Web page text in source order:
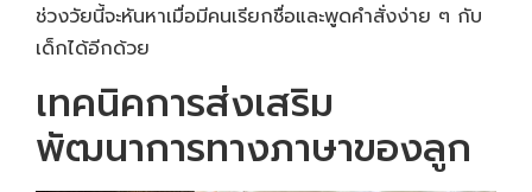
ช่วงวัยนี้จะหันหาเมื่อมีคนเรียกชื่อและพูดคำสั่งง่าย ๆ กับ
เด็กได้อีกด้วย
เทคนิคการส่งเสริม
พัฒนาการทางภาษาของลูก